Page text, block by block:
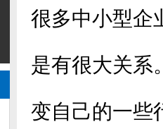
很多中小型企
是有很大关系
变自己的一些